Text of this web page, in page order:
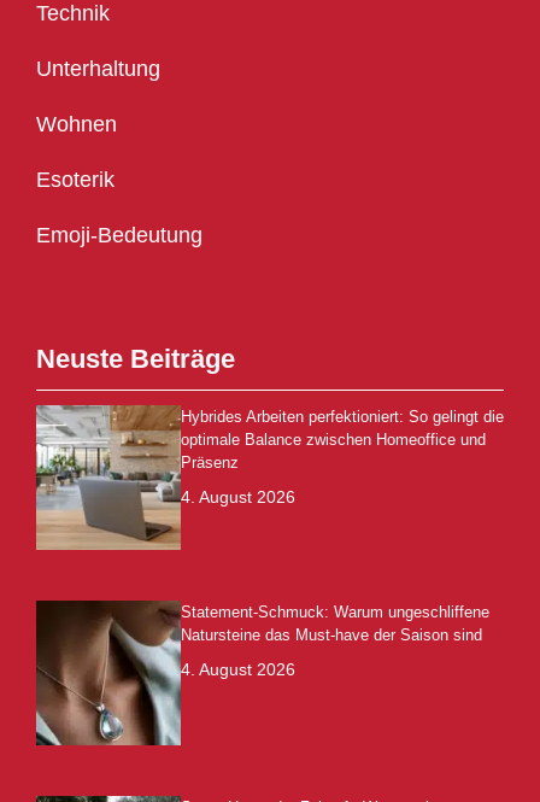
Technik
Unterhaltung
Wohnen
Esoterik
Emoji-Bedeutung
Neuste Beiträge
Hybrides Arbeiten perfektioniert: So gelingt die
optimale Balance zwischen Homeoffice und
Präsenz
4. August 2026
Statement-Schmuck: Warum ungeschliffene
Natursteine das Must-have der Saison sind
4. August 2026